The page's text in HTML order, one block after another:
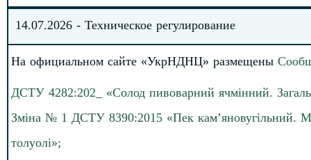
14.07.2026 - Техническое регулирование
На официальном сайте «УкрНДНЦ» размещены
ДСТУ 4282:202_ «Солод пивоварний ячмінний.
Зміна № 1 ДСТУ 8390:2015 «Пек кам’яновугільний.
толуолі»;